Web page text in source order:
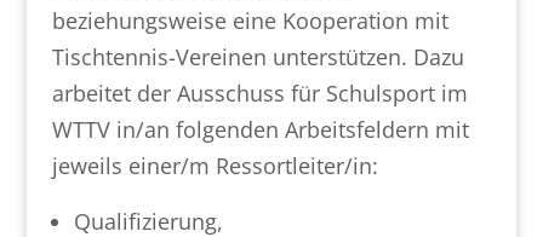
beziehungsweise eine Kooperation mit
Tischtennis-Vereinen unterstützen. Dazu
arbeitet der Ausschuss für Schulsport im
WTTV in/an folgenden Arbeitsfeldern mit
jeweils einer/m Ressortleiter/in:
Qualifizierung,